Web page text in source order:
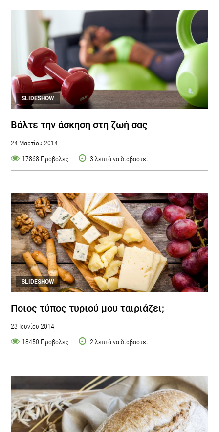
SLIDESHOW
Βάλτε την άσκηση στη ζωή σας
24 Μαρτίου 2014
17868 Προβολές
3 λεπτά να διαβαστεί
SLIDESHOW
Ποιος τύπος τυριού μου ταιριάζει;
23 Ιουνίου 2014
18450 Προβολές
2 λεπτά να διαβαστεί